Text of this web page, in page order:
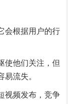
会根据用户的行
使他们关注，但
流失。
视频发布，竞争